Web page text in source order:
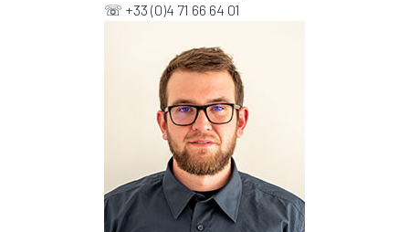
☏ +33 (0)4 71 66 64 01